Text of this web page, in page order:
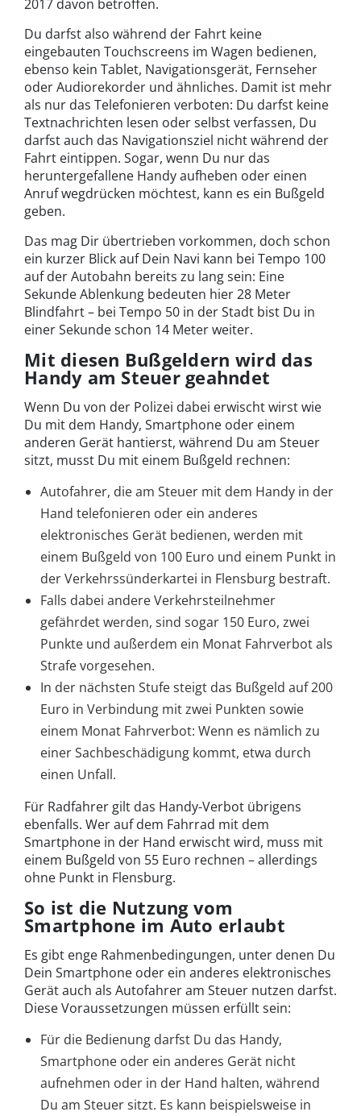
2017 davon betroffen.
Du darfst also während der Fahrt keine
eingebauten Touchscreens im Wagen bedienen,
ebenso kein Tablet, Navigationsgerät, Fernseher
oder Audiorekorder und ähnliches. Damit ist mehr
als nur das Telefonieren verboten: Du darfst keine
Textnachrichten lesen oder selbst verfassen, Du
darfst auch das Navigationsziel nicht während der
Fahrt eintippen. Sogar, wenn Du nur das
heruntergefallene Handy aufheben oder einen
Anruf wegdrücken möchtest, kann es ein Bußgeld
geben.
Das mag Dir übertrieben vorkommen, doch schon
ein kurzer Blick auf Dein Navi kann bei Tempo 100
auf der Autobahn bereits zu lang sein: Eine
Sekunde Ablenkung bedeuten hier 28 Meter
Blindfahrt – bei Tempo 50 in der Stadt bist Du in
einer Sekunde schon 14 Meter weiter.
Mit diesen Bußgeldern wird das
Handy am Steuer geahndet
Wenn Du von der Polizei dabei erwischt wirst wie
Du mit dem Handy, Smartphone oder einem
anderen Gerät hantierst, während Du am Steuer
sitzt, musst Du mit einem Bußgeld rechnen:
Autofahrer, die am Steuer mit dem Handy in der
Hand telefonieren oder ein anderes
elektronisches Gerät bedienen, werden mit
einem Bußgeld von 100 Euro und einem Punkt in
der Verkehrssünderkartei in Flensburg bestraft.
Falls dabei andere Verkehrsteilnehmer
gefährdet werden, sind sogar 150 Euro, zwei
Punkte und außerdem ein Monat Fahrverbot als
Strafe vorgesehen.
In der nächsten Stufe steigt das Bußgeld auf 200
Euro in Verbindung mit zwei Punkten sowie
einem Monat Fahrverbot: Wenn es nämlich zu
einer Sachbeschädigung kommt, etwa durch
einen Unfall.
Für Radfahrer gilt das Handy-Verbot übrigens
ebenfalls. Wer auf dem Fahrrad mit dem
Smartphone in der Hand erwischt wird, muss mit
einem Bußgeld von 55 Euro rechnen – allerdings
ohne Punkt in Flensburg.
So ist die Nutzung vom
Smartphone im Auto erlaubt
Es gibt enge Rahmenbedingungen, unter denen Du
Dein Smartphone oder ein anderes elektronisches
Gerät auch als Autofahrer am Steuer nutzen darfst.
Diese Voraussetzungen müssen erfüllt sein:
Für die Bedienung darfst Du das Handy,
Smartphone oder ein anderes Gerät nicht
aufnehmen oder in der Hand halten, während
Du am Steuer sitzt. Es kann beispielsweise in